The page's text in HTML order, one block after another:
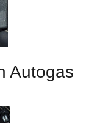
Autogas